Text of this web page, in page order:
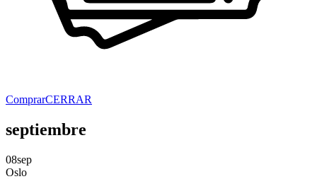
ComprarCERRAR
septiembre
08sep
Oslo